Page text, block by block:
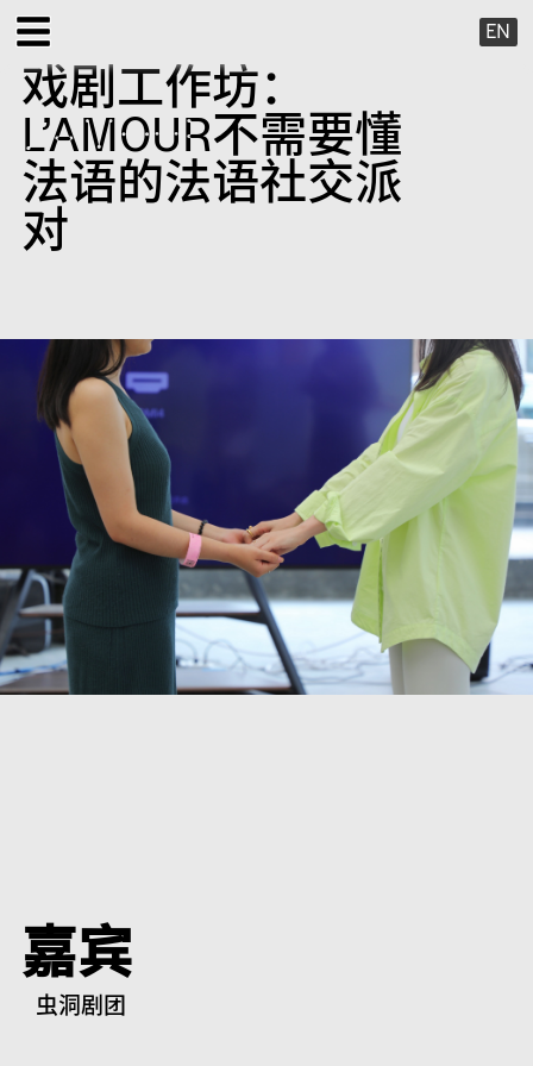
EN
展览
公共项目
特别项目
出版项目
支持我们
关于我们
戏剧工作坊：
L’AMOUR不需要懂
法语的法语社交派
对
嘉宾
虫洞剧团